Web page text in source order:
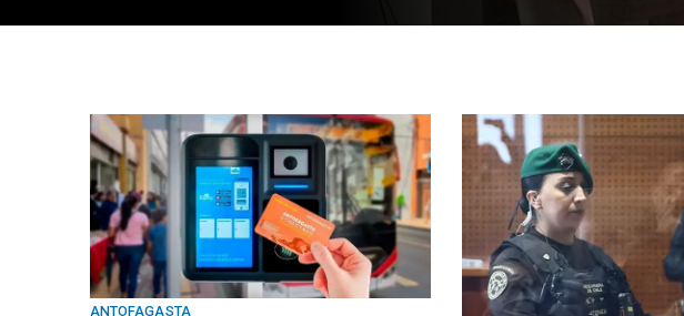
ANTOFAGASTA